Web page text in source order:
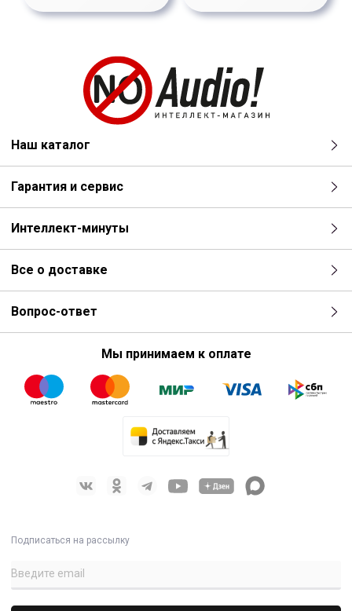
Наш каталог
Гарантия и сервис
Интеллект-минуты
Все о доставке
Вопрос-ответ
Мы принимаем к оплате
Подписаться на рассылку